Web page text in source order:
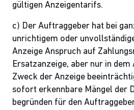
gültigen Anzeigentarifs.
c) Der Auftraggeber hat bei
unrichtigem oder
Anzeige Anspruch auf
Ersatzanzeige, aber nur in dem
Zweck der Anzeige
sofort erkennbare Mängel der
begründen für den